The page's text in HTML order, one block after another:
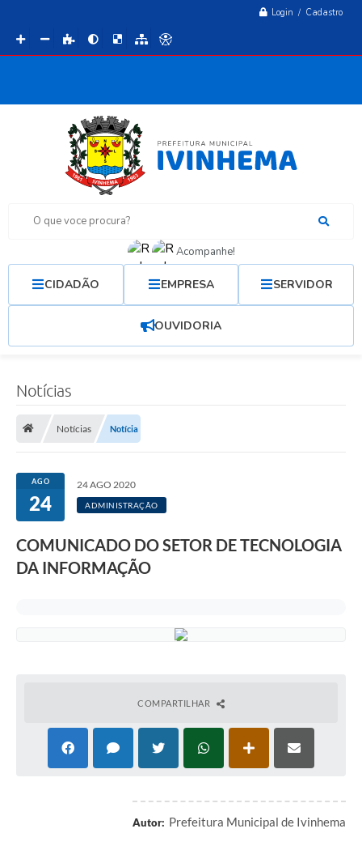
Login / Cadastro
O que voce procura?
Acompanhe!
CIDADÃO EMPRESA SERVIDOR
OUVIDORIA
Notícias
Notícias Notícia
AGO
24
24 AGO 2020
ADMINISTRAÇÃO
COMUNICADO DO SETOR DE TECNOLOGIA
DA INFORMAÇÃO
COMPARTILHAR
Autor: Prefeitura Municipal de Ivinhema